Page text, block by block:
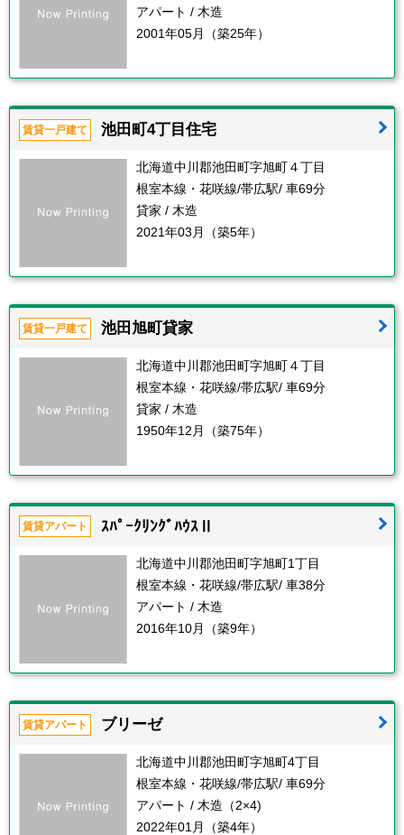
アパート / 木造
2001年05月（築25年）
賃貸一戸建て 池田町4丁目住宅
北海道中川郡池田町字旭町４丁目
根室本線・花咲線/帯広駅/ 車69分
貸家 / 木造
2021年03月（築5年）
賃貸一戸建て 池田旭町貸家
北海道中川郡池田町字旭町４丁目
根室本線・花咲線/帯広駅/ 車69分
貸家 / 木造
1950年12月（築75年）
賃貸アパート ｽﾊﾟｰｸﾘﾝｸﾞﾊｳｽⅡ
北海道中川郡池田町字旭町1丁目
根室本線・花咲線/帯広駅/ 車38分
アパート / 木造
2016年10月（築9年）
賃貸アパート ブリーゼ
北海道中川郡池田町字旭町4丁目
根室本線・花咲線/帯広駅/ 車69分
アパート / 木造（2×4)
2022年01月（築4年）